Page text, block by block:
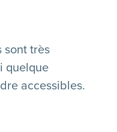
sont très
quelque
accessibles.